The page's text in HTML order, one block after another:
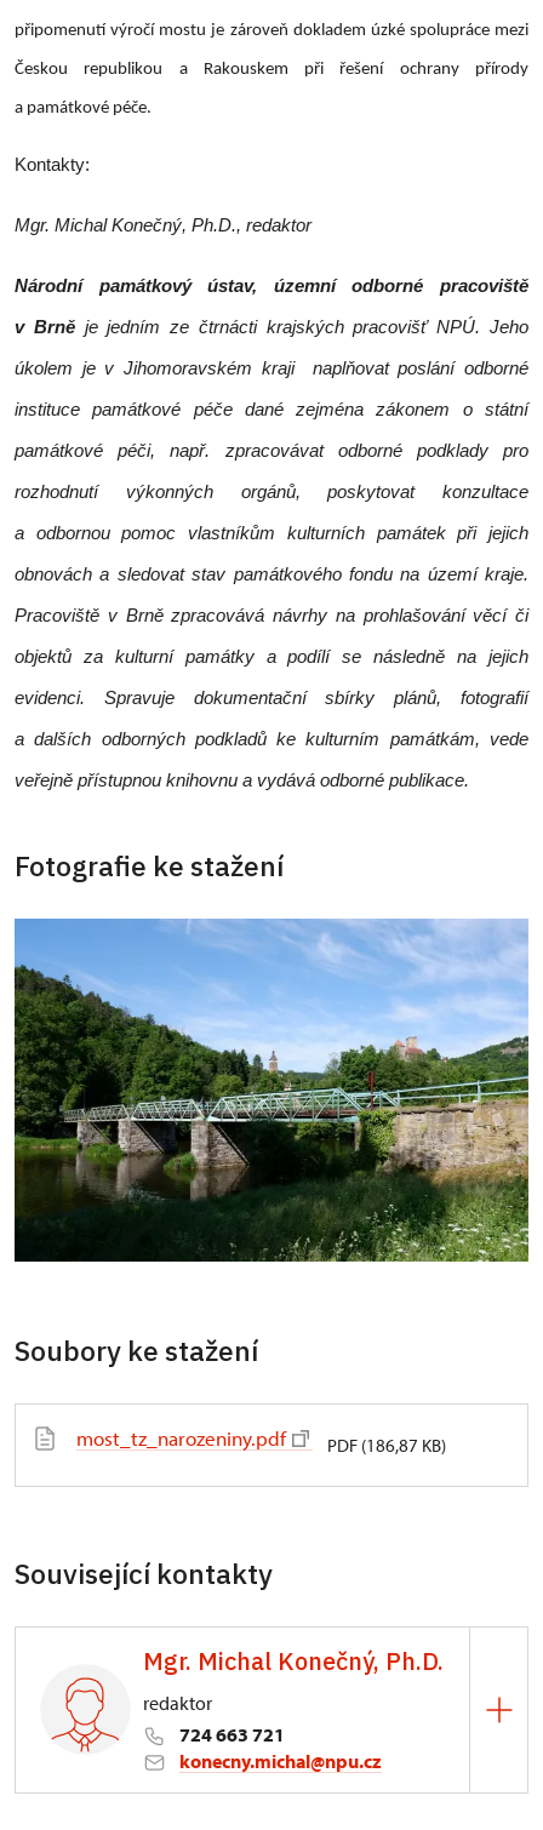
připomenutí výročí mostu je zároveň dokladem úzké spolupráce mezi
Českou republikou a Rakouskem při řešení ochrany přírody
a památkové péče.
Kontakty:
Mgr. Michal Konečný, Ph.D., redaktor
Národní památkový ústav, územní odborné pracoviště
v Brně je jedním ze čtrnácti krajských pracovišť NPÚ. Jeho
úkolem je v Jihomoravském kraji naplňovat poslání odborné
instituce památkové péče dané zejména zákonem o státní
památkové péči, např. zpracovávat odborné podklady pro
rozhodnutí výkonných orgánů, poskytovat konzultace
a odbornou pomoc vlastníkům kulturních památek při jejich
obnovách a sledovat stav památkového fondu na území kraje.
Pracoviště v Brně zpracovává návrhy na prohlašování věcí či
objektů za kulturní památky a podílí se následně na jejich
evidenci. Spravuje dokumentační sbírky plánů, fotografií
a dalších odborných podkladů ke kulturním památkám, vede
veřejně přístupnou knihovnu a vydává odborné publikace.
Fotografie ke stažení
Soubory ke stažení
most_tz_narozeniny.pdf PDF (186,87 KB)
Související kontakty
Mgr. Michal Konečný, Ph.D.
redaktor
724 663 721
konecny.michal@npu.cz